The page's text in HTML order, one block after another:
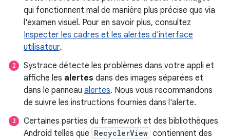
qui fonctionnent mal de manière plus précise que via
l'examen visuel. Pour en savoir plus, consultez
Inspecter les cadres et les alertes d'interface
utilisateur.
Systrace détecte les problèmes dans votre appli et
affiche les alertes dans des images séparées et
dans le panneau alertes. Nous vous recommandons
de suivre les instructions fournies dans l'alerte.
Certaines parties du framework et des bibliothèques
Android telles que RecyclerView contiennent des